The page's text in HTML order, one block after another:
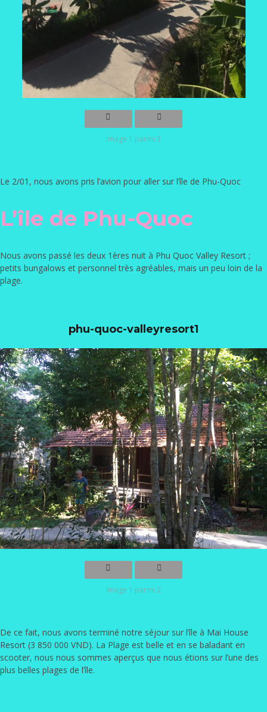
Image 1 parmi 3
Le 2/01, nous avons pris l’avion pour aller sur l’île de Phu-Quoc
L’île de Phu-Quoc
Nous avons passé les deux 1ères nuit à Phu Quoc Valley Resort ;
petits bungalows et personnel très agréables, mais un peu loin de la
plage.
phu-quoc-valleyresort1
Image 1 parmi 2
De ce fait, nous avons terminé notre séjour sur l’île à Mai House
Resort (3 850 000 VND). La Plage est belle et en se baladant en
scooter, nous nous sommes aperçus que nous étions sur l’une des
plus belles plages de l’île.